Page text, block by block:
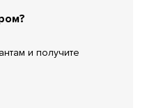
и получите